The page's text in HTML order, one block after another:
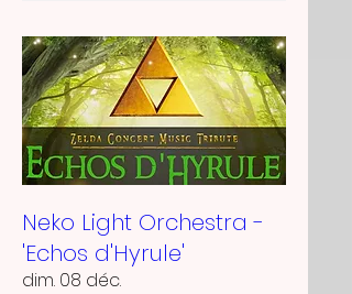
Neko Light Orchestra -
'Echos d'Hyrule'
dim. 08 déc.